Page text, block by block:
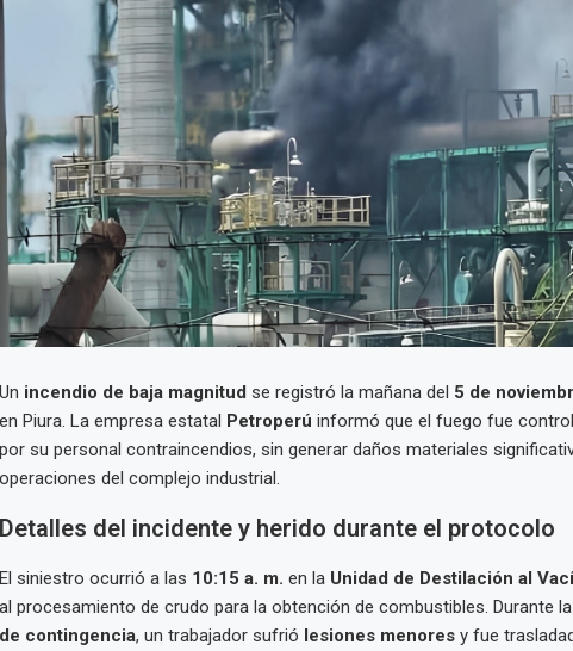
Un incendio de baja magnitud se registró la mañana del 5 de
en Piura. La empresa estatal Petroperú informó que el fuego fue
por su personal contraincendios, sin generar daños materiales
operaciones del complejo industrial.
Detalles del incidente y herido durante el protocolo
El siniestro ocurrió a las 10:15 a. m. en la Unidad de Destilación al
al procesamiento de crudo para la obtención de combustibles. Durante
de contingencia, un trabajador sufrió lesiones menoresy fue